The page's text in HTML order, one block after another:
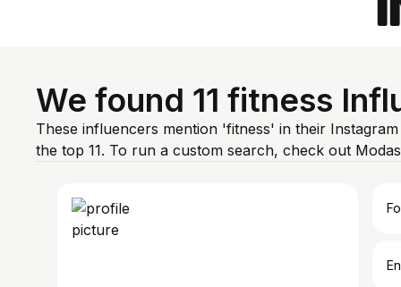
We found 11 fitness
These influencers mention 'fitness' in their
the top 11. To run a custom search, check out